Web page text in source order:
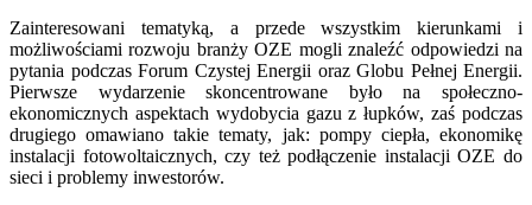
Zainteresowani tematyką, a przede wszystkim kierunkami i
możliwościami rozwoju branży OZE mogli znaleźć odpowiedzi na
pytania podczas Forum Czystej Energii oraz Globu Pełnej Energii.
Pierwsze wydarzenie skoncentrowane było na społeczno-
ekonomicznych aspektach wydobycia gazu z łupków, zaś podczas
drugiego omawiano takie tematy, jak: pompy ciepła, ekonomikę
instalacji fotowoltaicznych, czy też podłączenie instalacji OZE do
sieci i problemy inwestorów.